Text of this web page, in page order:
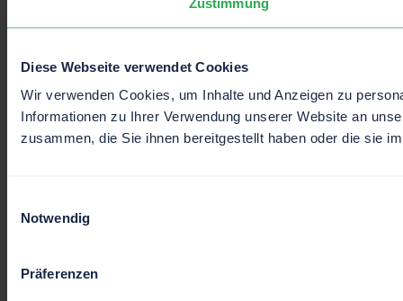
Diese Webseite verwendet Cookies
Wir verwenden Cookies, um Inhalte und Anzeigen zu
Informationen zu Ihrer Verwendung unserer Website an
zusammen, die Sie ihnen bereitgestellt haben oder die sie
Notwendig
Präferenzen